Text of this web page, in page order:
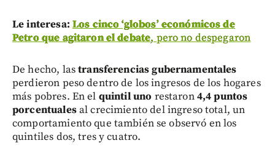
Le interesa: Los cinco ‘globos’ económicos de
Petro que agitaron el debate, pero no despegaron
De hecho, lastransferencias gubernamentales
perdieron peso dentro de los ingresos de los hogares
más pobres. En el quintil uno restaron4,4 puntos
porcentualesal crecimiento del ingreso total, un
comportamiento que también se observó en los
quintiles dos, tres y cuatro.